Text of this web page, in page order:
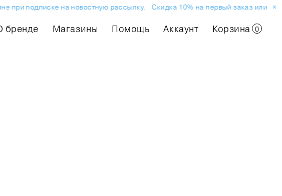
подписке на новостную рассылку. Скидка 10% на первый заказ или
бренде Магазины Помощь Аккаунт Корзина 0